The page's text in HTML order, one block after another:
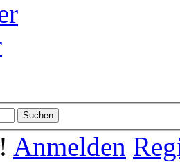
Anmelden